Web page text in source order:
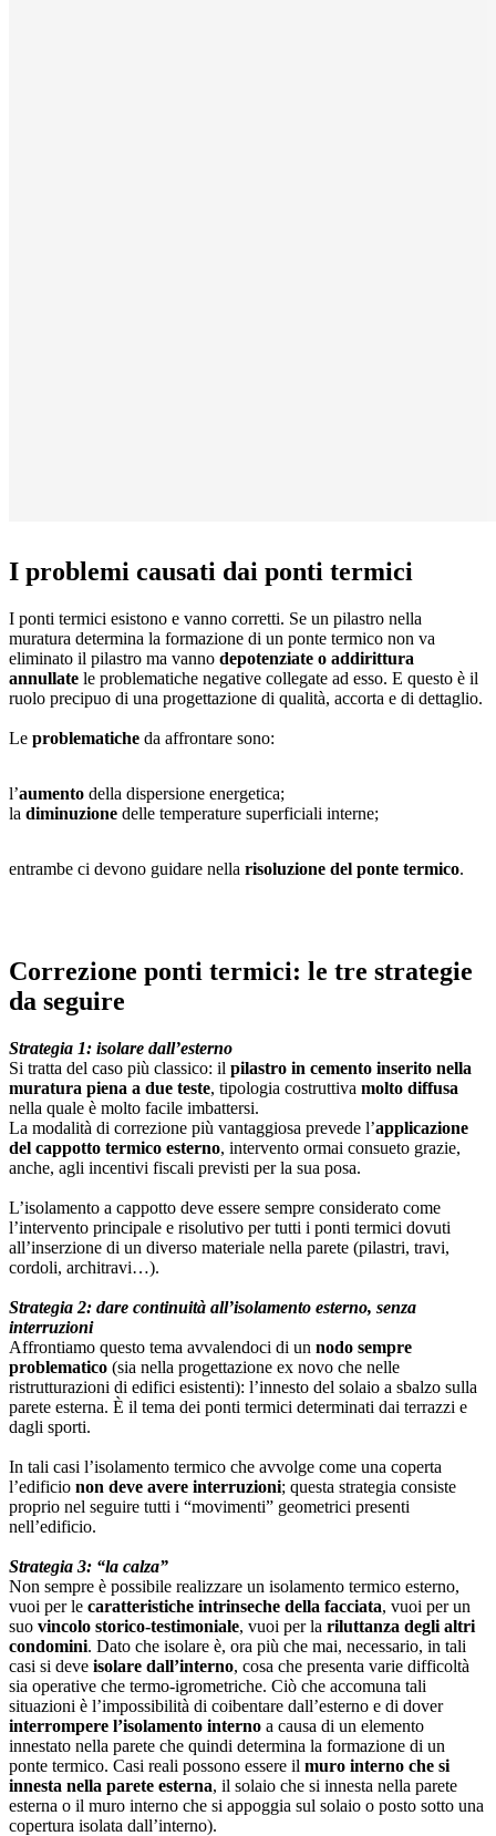
I problemi causati dai ponti termici
I ponti termici esistono e vanno corretti. Se un pilastro nella
muratura determina la formazione di un ponte termico non va
eliminato il pilastro ma vanno depotenziate o addirittura
annullate le problematiche negative collegate ad esso. E questo è il
ruolo precipuo di una progettazione di qualità, accorta e di dettaglio.
Le problematiche da affrontare sono:
l’aumento della dispersione energetica;
la diminuzione delle temperature superficiali interne;
entrambe ci devono guidare nella risoluzione del ponte termico.
Correzione ponti termici: le tre strategie
da seguire
Strategia 1: isolare dall’esterno
Si tratta del caso più classico: il pilastro in cemento inserito nella
muratura piena a due teste, tipologia costruttiva molto diffusa
nella quale è molto facile imbattersi.
La modalità di correzione più vantaggiosa prevede l’applicazione
del cappotto termico esterno, intervento ormai consueto grazie,
anche, agli incentivi fiscali previsti per la sua posa.
L’isolamento a cappotto deve essere sempre considerato come
l’intervento principale e risolutivo per tutti i ponti termici dovuti
all’inserzione di un diverso materiale nella parete (pilastri, travi,
cordoli, architravi…).
Strategia 2: dare continuità all’isolamento esterno, senza
interruzioni
Affrontiamo questo tema avvalendoci di un nodo sempre
problematico (sia nella progettazione ex novo che nelle
ristrutturazioni di edifici esistenti): l’innesto del solaio a sbalzo sulla
parete esterna. È il tema dei ponti termici determinati dai terrazzi e
dagli sporti.
In tali casi l’isolamento termico che avvolge come una coperta
l’edificio non deve avere interruzioni; questa strategia consiste
proprio nel seguire tutti i “movimenti” geometrici presenti
nell’edificio.
Strategia 3: “la calza”
Non sempre è possibile realizzare un isolamento termico esterno,
vuoi per le caratteristiche intrinseche della facciata, vuoi per un
suo vincolo storico-testimoniale, vuoi per la riluttanza degli altri
condomini. Dato che isolare è, ora più che mai, necessario, in tali
casi si deve isolare dall’interno, cosa che presenta varie difficoltà
sia operative che termo-igrometriche. Ciò che accomuna tali
situazioni è l’impossibilità di coibentare dall’esterno e di dover
interrompere l’isolamento interno a causa di un elemento
innestato nella parete che quindi determina la formazione di un
ponte termico. Casi reali possono essere il muro interno che si
innesta nella parete esterna, il solaio che si innesta nella parete
esterna o il muro interno che si appoggia sul solaio o posto sotto una
copertura isolata dall’interno).